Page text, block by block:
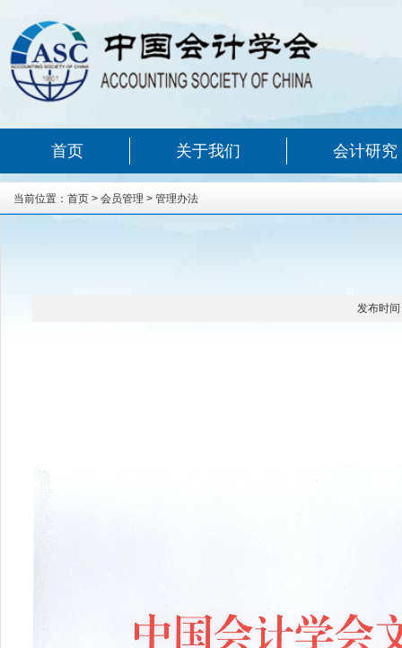
首页 关于我们 会计研究
当前位置： 首页 > 会员管理 > 管理办法
发布时间